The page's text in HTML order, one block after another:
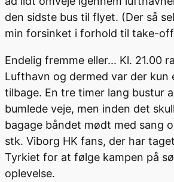
den sidste bus til flyet. (Der så
min forsinket i forhold til take-
Endelig fremme eller... Kl. 21.00
Lufthavn og dermed var der kun
tilbage. En tre timer lang bustur
bumlede veje, men inden det
bagage båndet mødt med sang
stk. Viborg HK fans, der har
Tyrkiet for at følge kampen på
oplevelse.